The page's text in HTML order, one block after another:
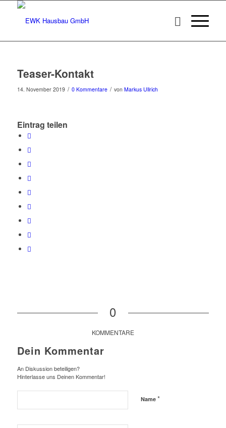
Teaser-Kontakt
14. November 2019 / 0 Kommentare / von Markus Ullrich
Eintrag teilen
0
KOMMENTARE
Dein Kommentar
An Diskussion beteiligen?
Hinterlasse uns Deinen Kommentar!
Name *